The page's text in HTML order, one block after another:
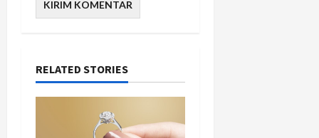
RELATED STORIES